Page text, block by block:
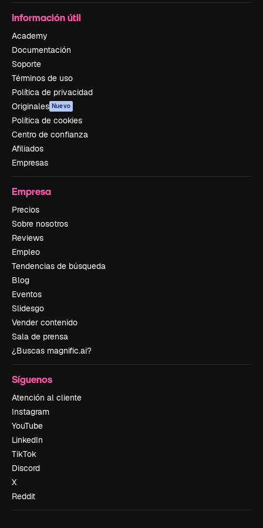
Información útil
Academy
Documentación
Soporte
Términos de uso
Política de privacidad
Originales Nuevo
Política de cookies
Centro de confianza
Afiliados
Empresas
Empresa
Precios
Sobre nosotros
Reviews
Empleo
Tendencias de búsqueda
Blog
Eventos
Slidesgo
Vender contenido
Sala de prensa
¿Buscas magnific.ai?
Síguenos
Atención al cliente
Instagram
YouTube
LinkedIn
TikTok
Discord
X
Reddit